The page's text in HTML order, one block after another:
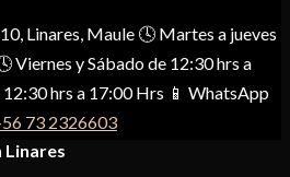
Linares, Maule 🕓 Martes a jueves
Viernes y Sábado de 12:30 hrs a
hrs a 17:00 Hrs 📱 WhatsApp
73 2326603
Linares